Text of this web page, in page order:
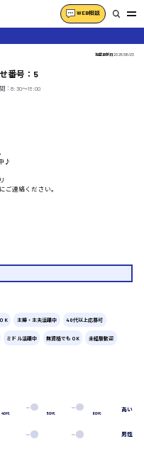
WEB相談
掲載更新日2026/06/23
番号：5
：8:30〜15:00
♪
ご連絡ください。
主婦・主夫活躍中 40代以上応募可
ミドル活躍中 無資格でもOK 未経験歓迎
40代 50代 60代
高い
男性